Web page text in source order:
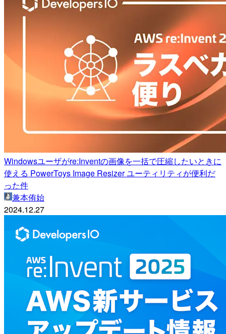
Windowsユーザがre:Inventの画像を一括で圧縮したいときに
使える PowerToys Image Resizer ユーティリティが便利だ
った件
兼本侑始
2024.12.27